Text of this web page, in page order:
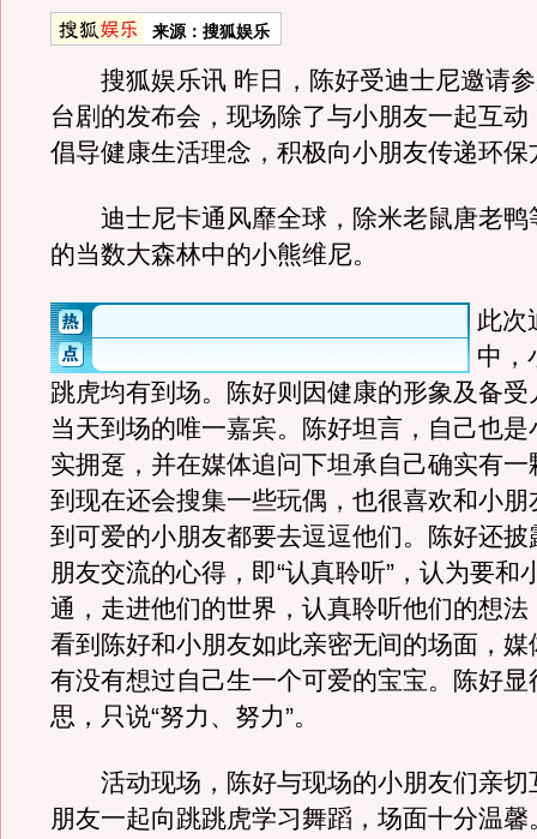
来源： 搜狐娱乐
搜狐娱乐讯 昨日，陈好受迪士尼邀请参
台剧的发布会，现场除了与小朋友一起互
倡导健康生活理念，积极向小朋友传递环保
迪士尼卡通风靡全球，除米老鼠唐老鸭
的当数大森林中的小熊维尼。
此次
中，
跳虎均有到场。陈好则因健康的形象及备受
当天到场的唯一嘉宾。陈好坦言，自己也
实拥趸，并在媒体追问下坦承自己确实有一
到现在还会搜集一些玩偶，也很喜欢和小朋
到可爱的小朋友都要去逗逗他们。陈好还披
朋友交流的心得，即“认真聆听”，认为要和
通，走进他们的世界，认真聆听他们的想法
看到陈好和小朋友如此亲密无间的场面，媒
有没有想过自己生一个可爱的宝宝。陈好显
思，只说“努力、努力”。
活动现场，陈好与现场的小朋友们亲切
朋友一起向跳跳虎学习舞蹈，场面十分温